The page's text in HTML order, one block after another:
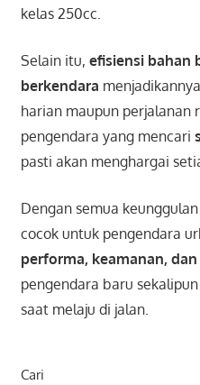
kelas 250cc.
Selain itu, efisiensi bahan
berkendara
harian maupun perjalanan
pengendara yang mencari
pasti akan menghargai
Dengan semua
cocok untuk pengendara
performa, keamanan,
pengendara baru
saat melaju di jalan.
Cari